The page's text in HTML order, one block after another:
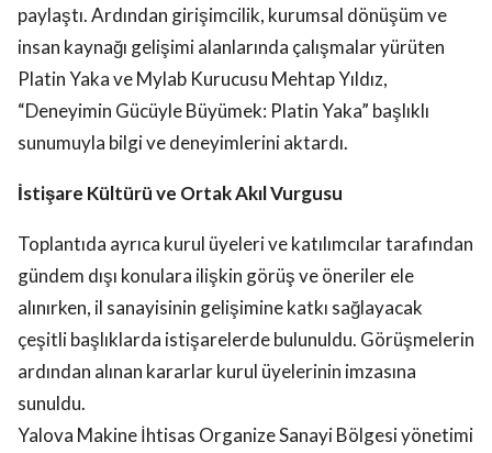
paylaştı. Ardından girişimcilik, kurumsal dönüşüm ve
insan kaynağı gelişimi alanlarında çalışmalar yürüten
Platin Yaka ve Mylab Kurucusu Mehtap Yıldız,
“Deneyimin Gücüyle Büyümek: Platin Yaka” başlıklı
sunumuyla bilgi ve deneyimlerini aktardı.
İstişare Kültürü ve Ortak Akıl Vurgusu
Toplantıda ayrıca kurul üyeleri ve katılımcılar tarafından
gündem dışı konulara ilişkin görüş ve öneriler ele
alınırken, il sanayisinin gelişimine katkı sağlayacak
çeşitli başlıklarda istişarelerde bulunuldu. Görüşmelerin
ardından alınan kararlar kurul üyelerinin imzasına
sunuldu.
Yalova Makine İhtisas Organize Sanayi Bölgesi yönetimi